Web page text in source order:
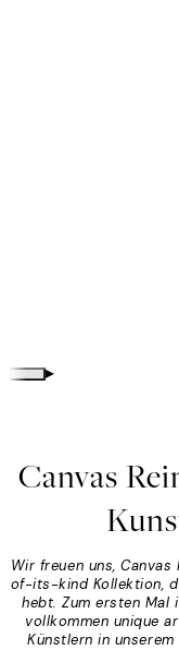
▸
Canvas
Wir freuen uns,
of-its-kind Kollektion,
hebt. Zum ersten Mal
vollkommen unique
Künstlern in